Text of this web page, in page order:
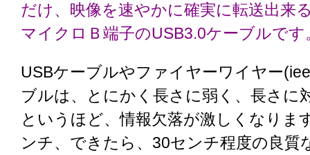
だけ、映像を速やかに確実に転送出来
マイクロＢ端子のUSB3.0ケーブルです
USBケーブルやファイヤーワイヤー
ブルは、とにかく長さに弱く、長さに
というほど、情報欠落が激しくなりま
ンチ、できたら、30センチ程度の良質